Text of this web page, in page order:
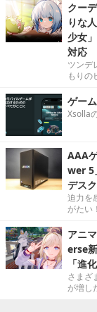
クー
りな
少女
対応
ツンデ
もりの
ゲー
Xsolla
AAA
wer 5
デス
迫力を
がたい！
アニ
erse
「進
さまざ
が増し